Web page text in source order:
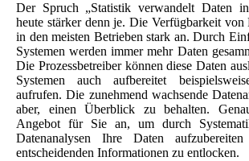
Der Spruch „Statistik verwandelt Daten
heute stärker denn je. Die Verfügbarkeit von
in den meisten Betrieben stark an. Durch
Systemen werden immer mehr Daten
Die Prozessbetreiber können diese Daten
Systemen auch aufbereitet
aufrufen. Die zunehmend wachsende
aber, einen Überblick zu behalten.
Angebot für Sie an, um durch
Datenanalysen Ihre Daten
entscheidenden Informationen zu entlocken.